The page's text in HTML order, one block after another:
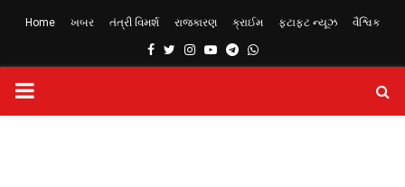
Home ખબર તંત્રી વિમર્શ રાજકારણ ક્રાઈમ ફટાફટ ન્યૂઝ વૈશ્વિક
Facebook
TwitterInstagram
YoutubeTelegram
Whatsapp
PRIMARY